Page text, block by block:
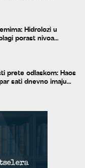
Hidrolozi u
porast nivoa
prete odlaskom: Haos
sati dnevno imaju